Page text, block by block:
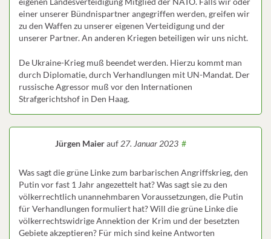
einer unserer Bündnispartner angegriffen werden, greifen wir
zu den Waffen zu unserer eigenen Verteidigung und der
unserer Partner. An anderen Kriegen beteiligen wir uns nicht.
De Ukraine-Krieg muß beendet werden. Hierzu kommt man
durch Diplomatie, durch Verhandlungen mit UN-Mandat. Der
russische Agressor muß vor den Internationen
Strafgerichtshof in Den Haag.
Jürgen Maierauf27. Januar 2023 #
Was sagt die grüne Linke zum barbarischen Angriffskrieg, den
Putin vor fast 1 Jahr angezettelt hat? Was sagt sie zu den
völkerrechtlich unannehmbaren Voraussetzungen, die Putin
für Verhandlungen formuliert hat? Will die grüne Linke die
völkerrechtswidrige Annektion der Krim und der besetzten
Gebiete akzeptieren? Für mich sind keine Antworten